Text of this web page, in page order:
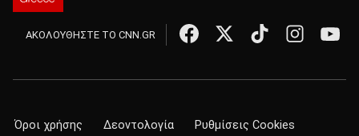
ΑΚΟΛΟΥΘΗΣΤΕ ΤΟ CNN.GR
Όροι χρήσης Δεοντολογία Ρυθμίσεις Cookies